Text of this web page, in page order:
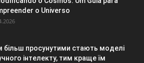
o Universo
більш просунутими стають моделі
інтелекту, тим краще їм